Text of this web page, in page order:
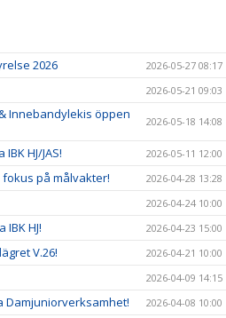
2026 2026-05-27 08:17
2026-05-21 09:03
Innebandylekis öppen
2026-05-18 14:08
HJ/JAS! 2026-05-11 12:00
fokus på målvakter! 2026-04-28 13:28
2026-04-24 10:00
HJ! 2026-04-23 15:00
V.26! 2026-04-21 10:00
2026-04-09 14:15
Damjuniorverksamhet! 2026-04-08 10:00